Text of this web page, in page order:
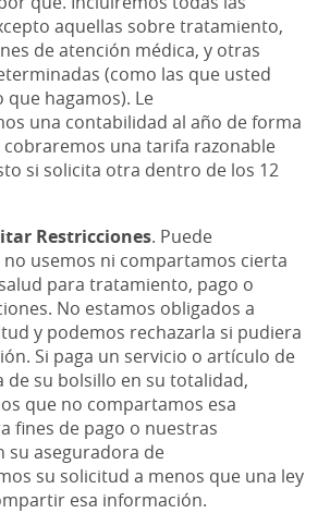
aquellas sobre tratamiento,
de atención médica, y otras
(como las que usted
que hagamos). Le
una contabilidad al año de forma
una tarifa razonable
si solicita otra dentro de los 12
Restricciones. Puede
usemos ni compartamos cierta
para tratamiento, pago o
No estamos obligados a
y podemos rechazarla si pudiera
Si paga un servicio o artículo de
de su bolsillo en su totalidad,
que no compartamos esa
fines de pago o nuestras
su aseguradora de
su solicitud a menos que una ley
esa información.